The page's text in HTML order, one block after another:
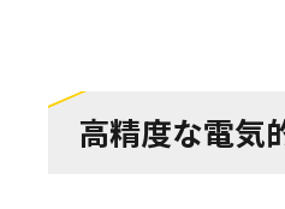
高精度な電気